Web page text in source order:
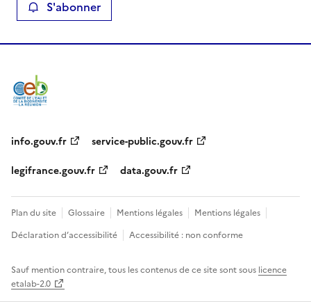
S'abonner
info.gouv.fr
service-public.gouv.fr
legifrance.gouv.fr
data.gouv.fr
Plan du site Glossaire Mentions légales
Mentions légales
Déclaration d’accessibilité
Accessibilité : non conforme
Sauf mention contraire, tous les contenus de ce site sont sous licence
etalab-2.0